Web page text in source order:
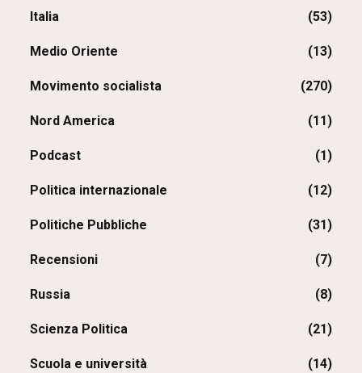
Italia (53)
Medio Oriente (13)
Movimento socialista (270)
Nord America (11)
Podcast (1)
Politica internazionale (12)
Politiche Pubbliche (31)
Recensioni (7)
Russia (8)
Scienza Politica (21)
Scuola e università (14)